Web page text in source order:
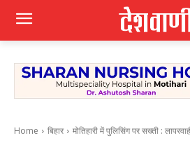
Home बिहार मोतिहारी में पुलिसिंग पर सख्ती :